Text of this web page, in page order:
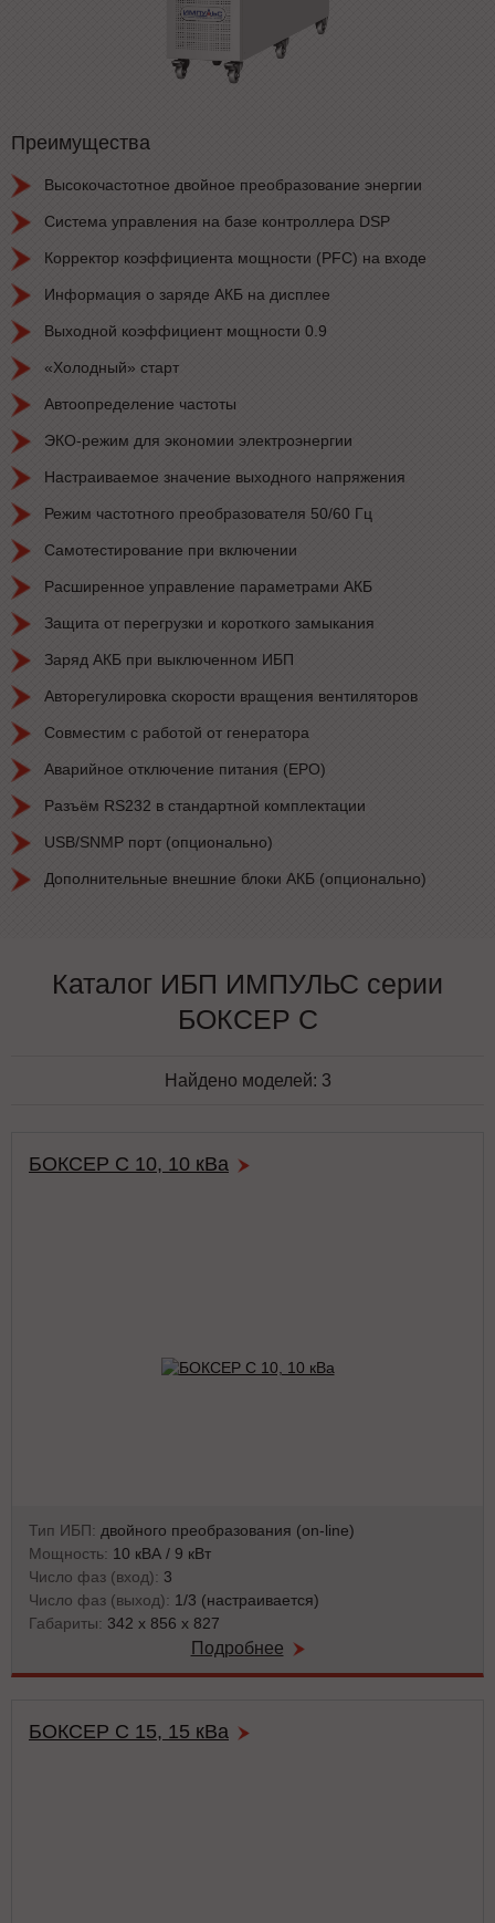
Преимущества
Высокочастотное двойное преобразование энергии
Система управления на базе контроллера DSP
Корректор коэффициента мощности (PFC) на входе
Информация о заряде АКБ на дисплее
Выходной коэффициент мощности 0.9
«Холодный» старт
Автоопределение частоты
ЭКО-режим для экономии электроэнергии
Настраиваемое значение выходного напряжения
Режим частотного преобразователя 50/60 Гц
Самотестирование при включении
Расширенное управление параметрами АКБ
Защита от перегрузки и короткого замыкания
Заряд АКБ при выключенном ИБП
Авторегулировка скорости вращения вентиляторов
Совместим с работой от генератора
Аварийное отключение питания (EPO)
Разъём RS232 в стандартной комплектации
USB/SNMP порт (опционально)
Дополнительные внешние блоки АКБ (опционально)
Каталог ИБП ИМПУЛЬС серии
БОКСЕР С
Найдено моделей: 3
БОКСЕР С 10, 10 кВа
Тип ИБП: двойного преобразования (on-line)
Мощность: 10 кВА / 9 кВт
Число фаз (вход): 3
Число фаз (выход): 1/3 (настраивается)
Габариты: 342 x 856 x 827
Подробнее
БОКСЕР С 15, 15 кВа